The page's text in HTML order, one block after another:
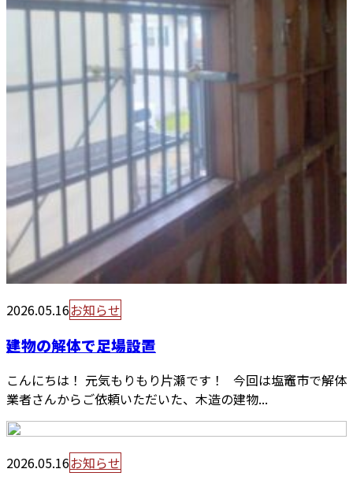
2026.05.16お知らせ
建物の解体で足場設置
こんにちは！ 元気もりもり片瀬です！ 今回は塩竈市で解体
業者さんからご依頼いただいた、木造の建物...
2026.05.16お知らせ